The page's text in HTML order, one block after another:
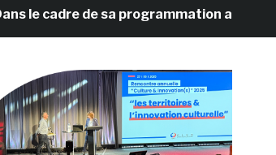
cadre de sa programmation américaine,